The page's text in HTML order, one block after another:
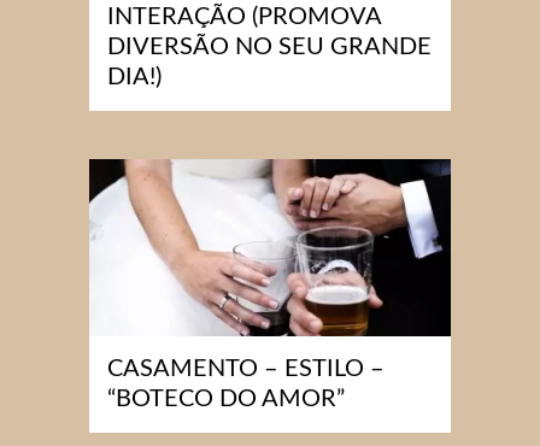
INTERAÇÃO (PROMOVA
DIVERSÃO NO SEU GRANDE
DIA!)
CASAMENTO – ESTILO –
“BOTECO DO AMOR”